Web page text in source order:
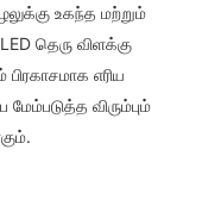
உகந்த மற்றும்
தெரு விளக்கு
எரிய
விரும்பும்